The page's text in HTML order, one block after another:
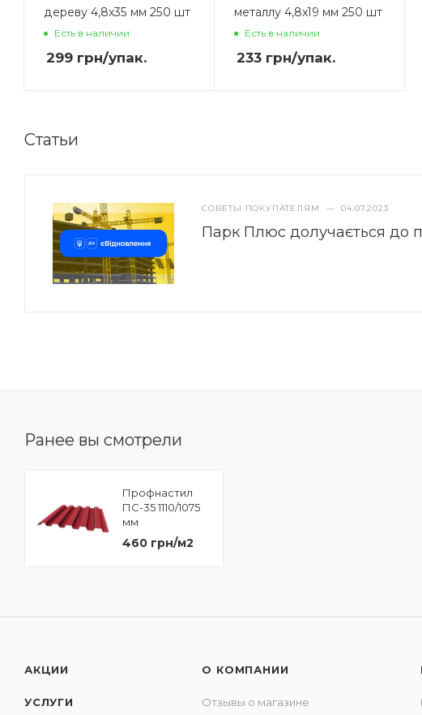
дереву 4,8x35 мм 250 шт
Есть в наличии
299 грн/упак.
металлу 4,8x19 мм 250 шт
Есть в наличии
233грн/упак.
Статьи
СОВЕТЫ ПОКУПАТЕЛЯМ — 04.07.2023
Парк Плюс долучається до
Ранее вы смотрели
Профнастил
ПС-35 1110/1075
мм
460 грн/м2
АКЦИИ
УСЛУГИ
О КОМПАНИИ
Отзывы о магазине